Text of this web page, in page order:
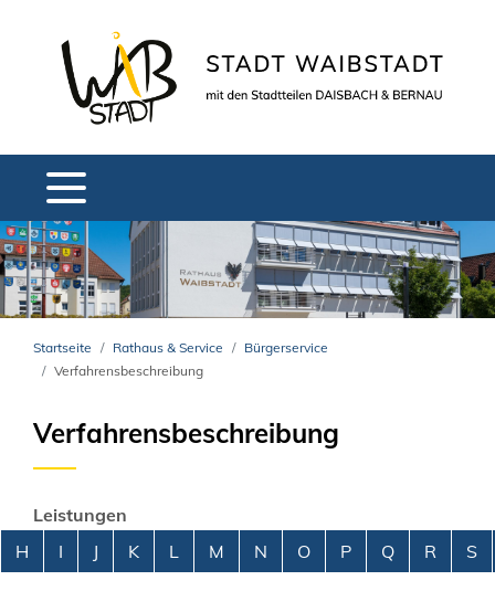
Startseite Rathaus & Service
Bürgerservice
Verfahrensbeschreibung
Verfahrensbeschreibung
Leistungen
Alphabetisches Register überspringen
H I J K L M N O P Q R S